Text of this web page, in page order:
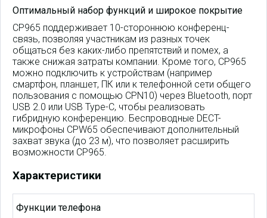
Оптимальный набор функций и широкое покрытие
CP965 поддерживает 10-стороннюю конференц-
связь, позволяя участникам из разных точек
общаться без каких-либо препятствий и помех, а
также снижая затраты компании. Кроме того, CP965
можно подключить к устройствам (например
смартфон, планшет, ПК или к телефонной сети общего
пользования с помощью CPN10) через Bluetooth, порт
USB 2.0 или USB Type-C, чтобы реализовать
гибридную конференцию. Беспроводные DECT-
микрофоны CPW65 обеспечивают дополнительный
захват звука (до 23 м), что позволяет расширить
возможности CP965.
Характеристики
Функции телефона